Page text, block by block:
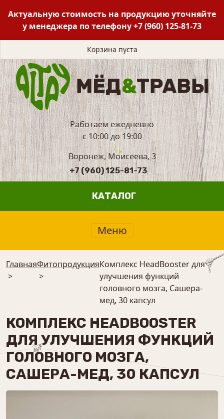
Актуальную стоимость на продукцию уточняйте
у менеджера по телефону+7 (960) 125-81-73
Корзина пуста
Работаем ежедневно
с 10:00 до 19:00
Воронеж, Моисеева, 3
+7 (960) 125-81-73
КАТАЛОГ
Меню
Главная
>
Фитопродукция
>
Комплекс HeadBooster для
улучшения функций
головного мозга, Сашера-
мед, 30 капсул
КОМПЛЕКС HEADBOOSTER
ДЛЯ УЛУЧШЕНИЯ ФУНКЦИЙ
ГОЛОВНОГО МОЗГА,
САШЕРА-МЕД, 30 КАПСУЛ